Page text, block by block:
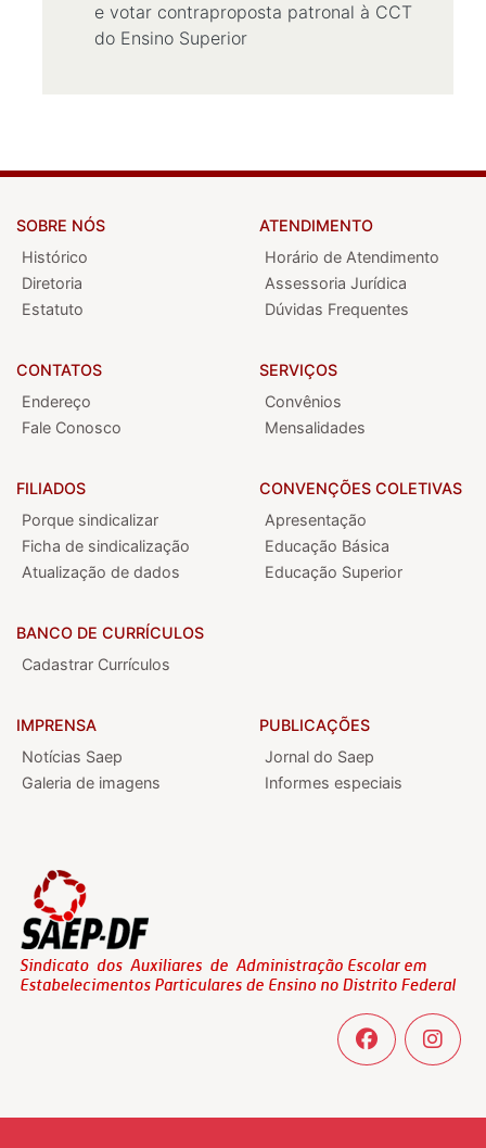
e votar contraproposta patronal à CCT
do Ensino Superior
SOBRE NÓS
Histórico
Diretoria
Estatuto
CONTATOS
Endereço
Fale Conosco
ATENDIMENTO
Horário de Atendimento
Assessoria Jurídica
Dúvidas Frequentes
SERVIÇOS
Convênios
Mensalidades
FILIADOS
Porque sindicalizar
Ficha de sindicalização
Atualização de dados
BANCO DE CURRÍCULOS
Cadastrar Currículos
CONVENÇÕES COLETIVAS
Apresentação
Educação Básica
Educação Superior
IMPRENSA
Notícias Saep
Galeria de imagens
PUBLICAÇÕES
Jornal do Saep
Informes especiais